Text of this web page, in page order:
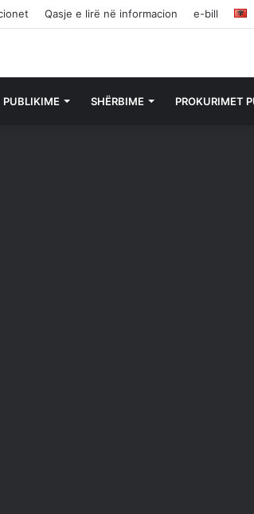
Qasje e lirë në informacion e-bill
PUBLIKIME SHËRBIME PROKURIMET